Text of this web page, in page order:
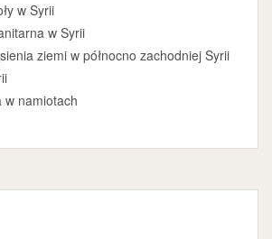
w Syrii
w Syrii
ziemi w północno zachodniej Syrii
w namiotach